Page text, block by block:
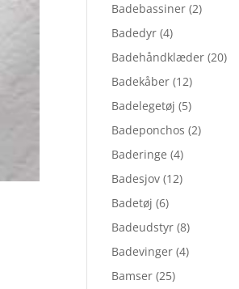
Badebassiner (2)
Badedyr (4)
Badehåndklæder (20)
Badekåber (12)
Badelegetøj (5)
Badeponchos (2)
Baderinge (4)
Badesjov (12)
Badetøj (6)
Badeudstyr (8)
Badevinger (4)
Bamser (25)